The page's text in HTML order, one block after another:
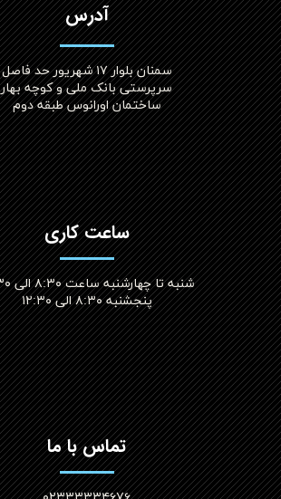
آدرس
سمنان بلوار ۱۷ شهریور حد فاصل
سرپرستی بانک ملی و کوچه بهار
ساختمان اورانوس طبقه دوم
ساعت کاری
شنبه تا چهارشنبه ساعت ۸:۳۰ الی ۱۳:۳۰
پنجشنبه ۸:۳۰ الی ۱۲:۳۰​​​​​​​
تماس با ما